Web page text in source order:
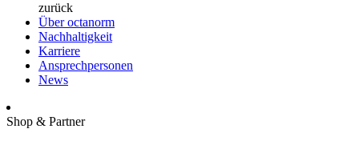
zurück
Über octanorm
Nachhaltigkeit
Karriere
Ansprechpersonen
News
Shop & Partner